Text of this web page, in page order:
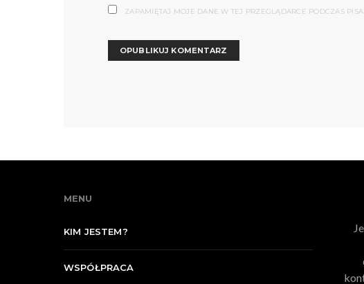
ZAPAMIĘTAJ MOJE DANE W TEJ PRZEGLĄDARCE PODCZAS
MENU
KIM JESTEM?
WSPÓŁPRACA